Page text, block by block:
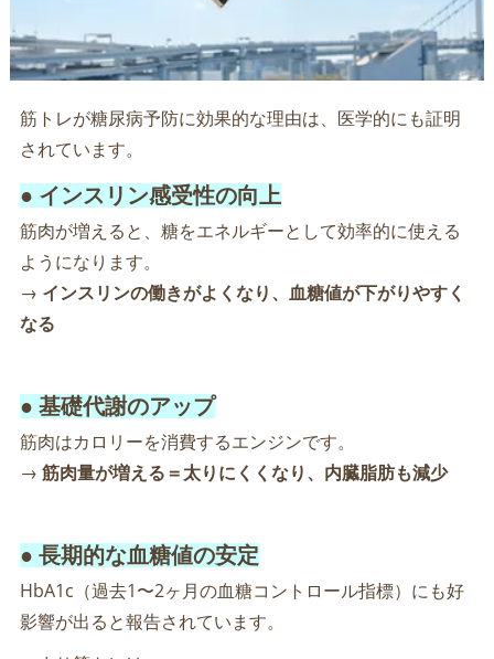
筋トレが糖尿病予防に効果的な理由は、医学的にも証明
されています。
● インスリン感受性の向上
筋肉が増えると、糖をエネルギーとして効率的に使える
ようになります。
→ インスリンの働きがよくなり、血糖値が下がりやすく
なる
● 基礎代謝のアップ
筋肉はカロリーを消費するエンジンです。
→ 筋肉量が増える＝太りにくくなり、内臓脂肪も減少
● 長期的な血糖値の安定
HbA1c（過去1〜2ヶ月の血糖コントロール指標）にも好
影響が出ると報告されています。